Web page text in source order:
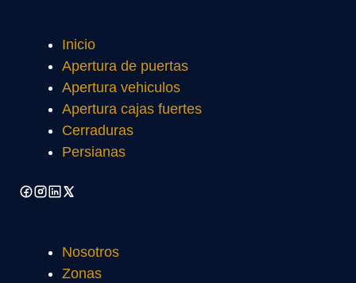
Inicio
Apertura de puertas
Apertura vehiculos
Apertura cajas fuertes
Cerraduras
Persianas
Nosotros
Zonas